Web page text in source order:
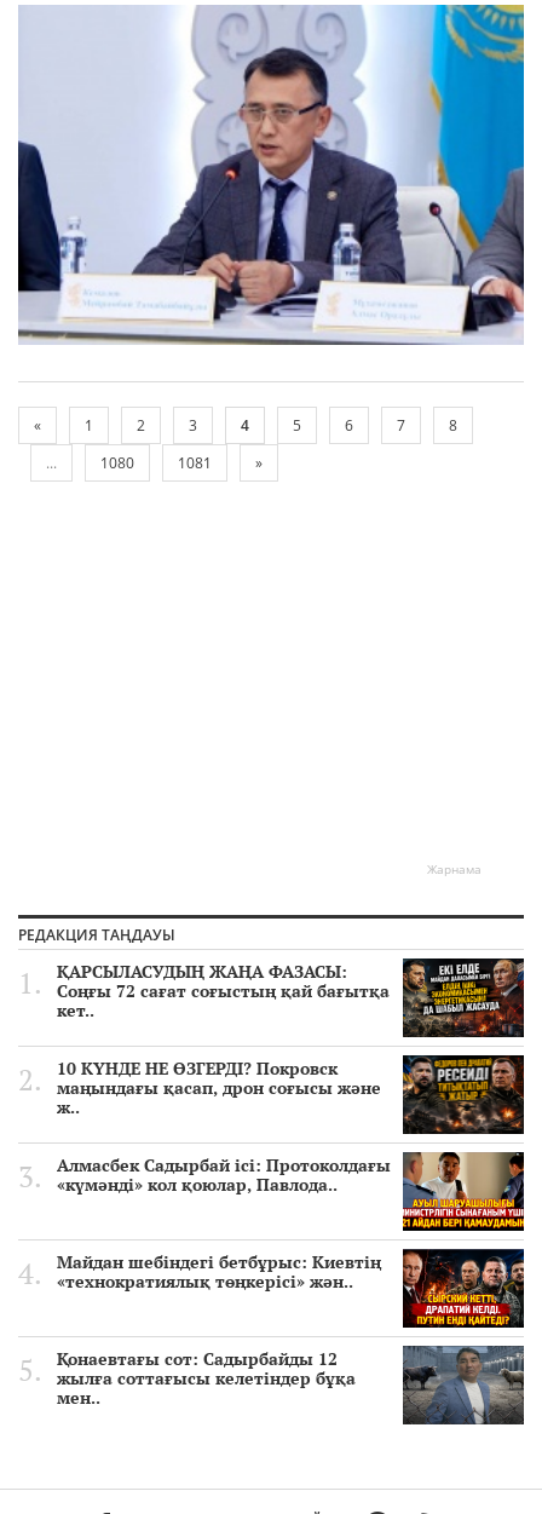
« 1 2 3 4 5 6 7
8
...
1080 1081 »
Жарнама
РЕДАКЦИЯ ТАҢДАУЫ
ҚАРСЫЛАСУДЫҢ ЖАҢА ФАЗАСЫ:
Соңғы 72 сағат соғыстың қай бағытқа
кет..
10 КҮНДЕ НЕ ӨЗГЕРДІ? Покровск
маңындағы қасап, дрон соғысы және
ж..
Алмасбек Садырбай ісі: Протоколдағы
«күмәнді» кол қоюлар, Павлода..
Майдан шебіндегі бетбұрыс: Киевтің
«технократиялық төңкерісі» жән..
Қонаевтағы сот: Садырбайды 12
жылға соттағысы келетіндер бұқа
мен..